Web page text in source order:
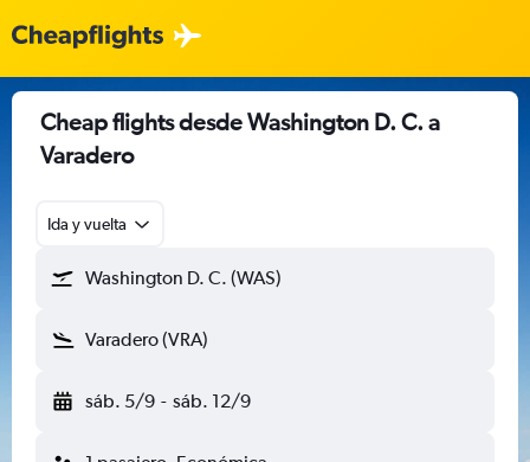
Cheap flights desde Washington D. C. a
Varadero
Ida y vuelta
Washington D. C. (WAS)
Varadero (VRA)
sáb. 5/9 - sáb. 12/9